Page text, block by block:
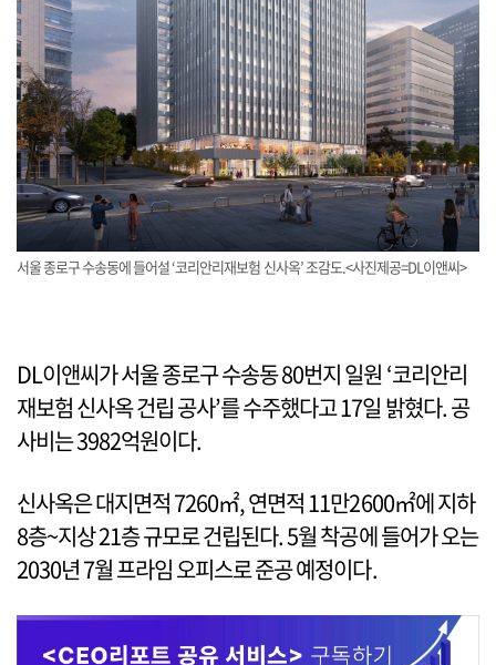
서울 종로구 수송동에 들어설 ‘코리안리재보험 신사옥’ 조감도.<사진제공=DL이앤씨>
DL이앤씨가 서울 종로구 수송동 80번지 일원 ‘코리안리
재보험 신사옥 건립 공사’를 수주했다고 17일 밝혔다. 공
사비는 3982억원이다.
신사옥은 대지면적 7260㎡, 연면적 11만2600㎡에 지하
8층~지상 21층 규모로 건립된다. 5월 착공에 들어가 오는
2030년 7월 프라임 오피스로 준공 예정이다.